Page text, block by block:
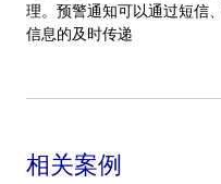
理。预警通知可以通过短信
信息的及时传递
相关案例